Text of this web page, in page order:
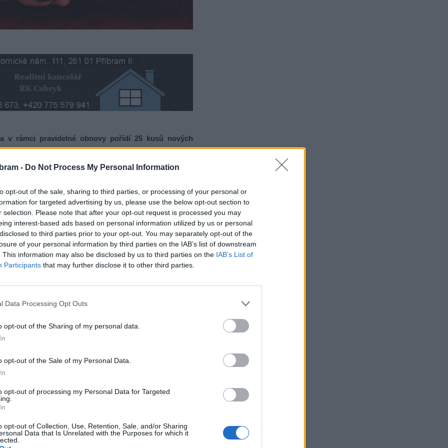
- Do Not Process My Personal Information
opt-out of the sale, sharing to third parties, or processing of your personal or
for targeted advertising by us, please use the below opt-out section to
selection. Please note that after your opt-out request is processed you may
interest-based ads based on personal information utilized by us or personal
to third parties prior to your opt-out. You may separately opt-out of the
of your personal information by third parties on the IAB’s list of downstream
This information may also be disclosed by us to third parties on the IAB’s List of
Participants that may further disclose it to other third parties.
Data Processing Opt Outs
opt-out of the Sharing of my personal data.
opt-out of the Sale of my Personal Data.
opt-out of processing my Personal Data for Targeted
opt-out of Collection, Use, Retention, Sale, and/or Sharing
Data that Is Unrelated with the Purposes for which it
v rámci pravidelné obnovy pořídí 25 kusů nových
AED), které budou poskytnuty formou zápůjčky do
policie Středočeského kraje. Nahradí tak starší
doposud.
rozhodujících faktorů čas, proto již roky na našem území
první pomoci nejen příslušníky PČR, ale
respondeři, a tím přispívají ke zlepšení a zkvalitnění
na kraji pak je zajistit nejen vybavení, ale samozřejmě
těch nejpovolanějších, tedy našich záchranářů,“ vysvětlil
Pavlík.
kusů přístrojů, které budou kompatibilní s přístroji ve
mil. Kč, a to včetně příslušenství. Na tuto akci se ZZS
prostředků prostřednictvím nadačního programu ČEZ